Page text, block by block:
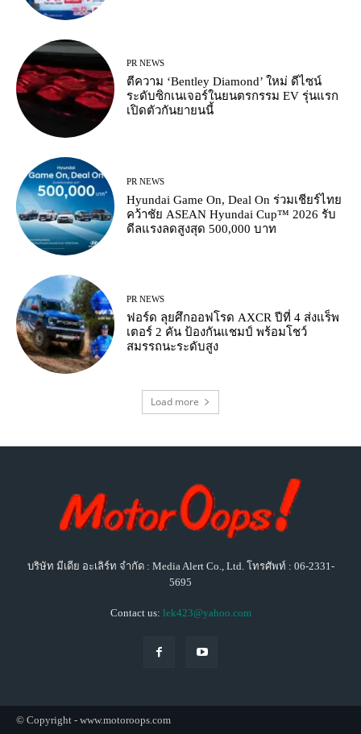
PR NEWS
ตีความ ‘Bentley Diamond’ ใหม่ ดีไซน์
ระดับซิกเนเจอร์ในยนตรกรรม EV รุ่นแรก
เปิดตัวกันยายนนี้
PR NEWS
Hyundai Game On, Deal On ร่วมเชียร์ไทย
คว้าชัย ASEAN Hyundai Cup™ 2026 รับ
ดีลแรงลดสูงสุด 500,000 บาท
PR NEWS
ฟอร์ด ลุยศึกออฟโรด AXCR ปีที่ 4 ส่งแร็พ
เตอร์ 2 คัน ป้องกันแชมป์ พร้อมโชว์
สมรรถนะระดับสูง
Load more
บริษัท มีเดีย อะเลิร์ท จำกัด : Media Alert Co., Ltd. โทรศัพท์ : 06-2331-
5695
Contact us: lek423@yahoo.com
© Copyright - www.motoroops.com